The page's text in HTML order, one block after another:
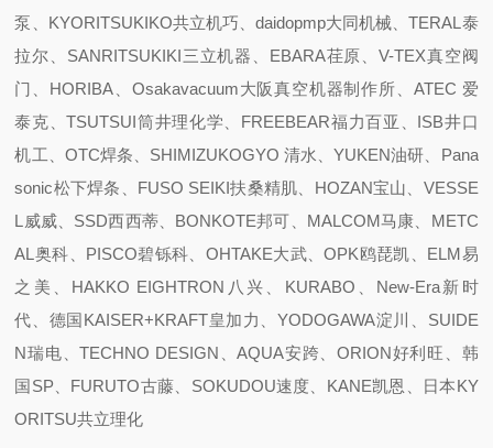
泵、KYORITSUKIKO共立机巧、daidopmp大同机械、TERAL泰
拉尔、SANRITSUKIKI三立机器、EBARA荏原、V-TEX真空阀
门、HORIBA、Osakavacuum大阪真空机器制作所、ATEC 爱
泰克、TSUTSUI筒井理化学、FREEBEAR福力百亚、ISB井口
机工、OTC焊条、SHIMIZUKOGYO 清水、YUKEN油研、Pana
sonic松下焊条、FUSO SEIKI扶桑精肌、HOZAN宝山、VESSE
L威威、SSD西西蒂、BONKOTE邦可、MALCOM马康、METC
AL奥科、PISCO碧铄科、OHTAKE大武、OPK鸥琵凯、ELM易
之美、HAKKO EIGHTRON八兴、KURABO、New-Era新时
代、德国KAISER+KRAFT皇加力、YODOGAWA淀川、SUIDE
N瑞电、TECHNO DESIGN、AQUA安跨、ORION好利旺、韩
国SP、FURUTO古藤、SOKUDOU速度、KANE凯恩、日本KY
ORITSU共立理化